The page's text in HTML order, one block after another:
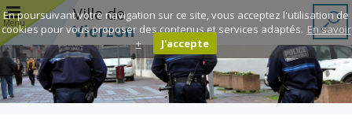
Menu
Ville de
Vierzon
Annuaire des
associations
En poursuivant votre navigation sur ce site, vous acceptez l'utilisation de
cookies pour vous proposer des contenus et services adaptés. En savoir
+
J'accepte